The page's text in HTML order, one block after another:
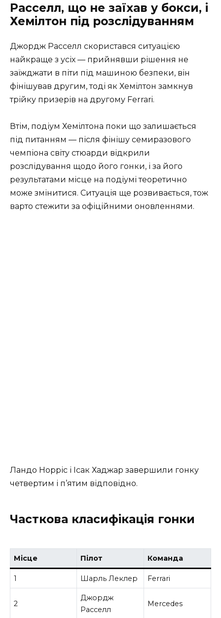
Расселл, що не заїхав у бокси, і
Хемілтон під розслідуванням
Джордж Расселл скористався ситуацією
найкраще з усіх — прийнявши рішення не
заїжджати в піти під машиною безпеки, він
фінішував другим, тоді як Хемілтон замкнув
трійку призерів на другому Ferrari.
Втім, подіум Хемілтона поки що залишається
під питанням — після фінішу семиразового
чемпіона світу стюарди відкрили
розслідування щодо його гонки, і за його
результатами місце на подіумі теоретично
може змінитися. Ситуація ще розвивається, тож
варто стежити за офіційними оновленнями.
Ландо Норріс і Ісак Хаджар завершили гонку
четвертим і п’ятим відповідно.
Часткова класифікація гонки
Місце Пілот Команда
1 Шарль Леклер Ferrari
2
Джордж
Расселл
Mercedes